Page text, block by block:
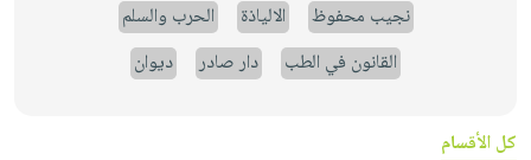
نجيب محفوظ
الالياذة
الحرب والسلم
القانون في الطب
دار صادر ديوان
كل الأقسام